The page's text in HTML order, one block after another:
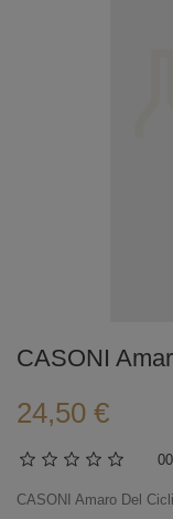
CASONI
24,50 €
0
CASONI Amaro Del